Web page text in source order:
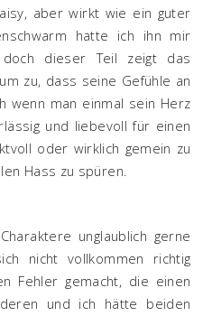
aber wirkt wie ein guter
hatte ich ihn mir
dieser Teil zeigt das
zu, dass seine Gefühle an
wenn man einmal sein Herz
und liebevoll für einen
oder wirklich gemein zu
Hass zu spüren.
unglaublich gerne
nicht vollkommen richtig
Fehler gemacht, die einen
und ich hätte beiden